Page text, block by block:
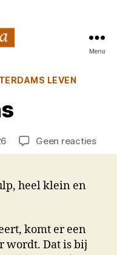
Menu
LEVEN
Geen reactiesop
heel klein en
komt er een
wordt. Dat is bij